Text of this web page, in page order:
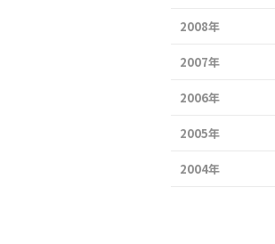
2008年
2007年
2006年
2005年
2004年